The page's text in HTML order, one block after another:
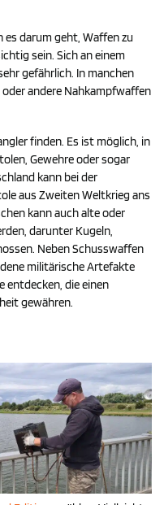
es darum geht, Waffen zu
sein. Sich an einem
gefährlich. In manchen
andere Nahkampfwaffen
finden. Es ist möglich, in
Gewehre oder sogar
kann bei der
aus Zweiten Weltkrieg ans
kann auch alte oder
darunter Kugeln,
Neben Schusswaffen
militärische Artefakte
entdecken, die einen
gewähren.